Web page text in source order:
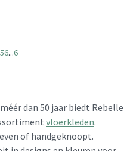
56...6
dan 50 jaar biedt Rebelle
vloerkleden.
of handgeknoopt.